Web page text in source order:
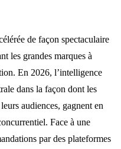
de façon spectaculaire
les grandes marques à
En 2026, l’intelligence
dans la façon dont les
audiences, gagnent en
Face à une
par des plateformes